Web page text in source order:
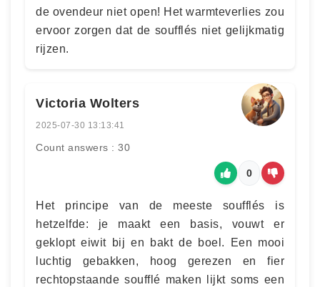
de ovendeur niet open! Het warmteverlies zou
ervoor zorgen dat de soufflés niet gelijkmatig
rijzen.
Victoria Wolters
2025-07-30 13:13:41
Count answers : 30
0
Het principe van de meeste soufflés is
hetzelfde: je maakt een basis, vouwt er
geklopt eiwit bij en bakt de boel. Een mooi
luchtig gebakken, hoog gerezen en fier
rechtopstaande soufflé maken lijkt soms een